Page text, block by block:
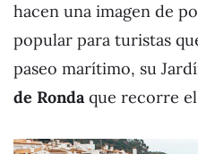
hacen una imagen de
popular para turistas
paseo marítimo, su
de Rondaque recorre